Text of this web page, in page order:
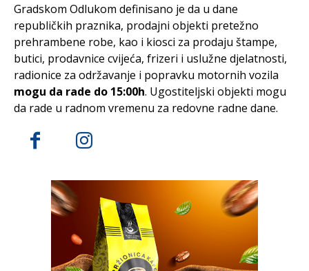
Gradskom Odlukom definisano je da u dane
republičkih praznika, prodajni objekti pretežno
prehrambene robe, kao i kiosci za prodaju štampe,
butici, prodavnice cvijeća, frizeri i uslužne djelatnosti,
radionice za održavanje i popravku motornih vozila
mogu da rade do 15:00h. Ugostiteljski objekti mogu
da rade u radnom vremenu za redovne radne dane.